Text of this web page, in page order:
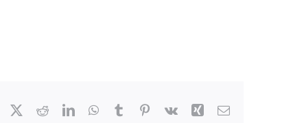
Facebook RedditLinkedInWhatsApp
TumblrPinterest
Vk XingEmail